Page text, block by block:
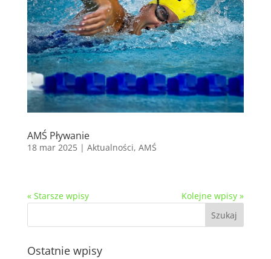
AMŚ Pływanie
18 mar 2025| Aktualności, AMŚ
« Starsze wpisy Kolejne wpisy »
Ostatnie wpisy